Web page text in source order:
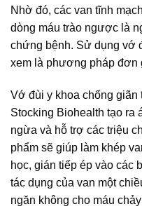
Nhờ đó, các van tĩnh
dòng máu trào ngược là
chứng bệnh. Sử dụng vớ
xem là phương pháp đơn
Vớ đùi y khoa chống giãn
Stocking Biohealth tạo ra
ngừa và hỗ trợ các triệu
phẩm sẽ giúp làm khép
học, gián tiếp ép vào các
tác dụng của van một
ngăn không cho máu